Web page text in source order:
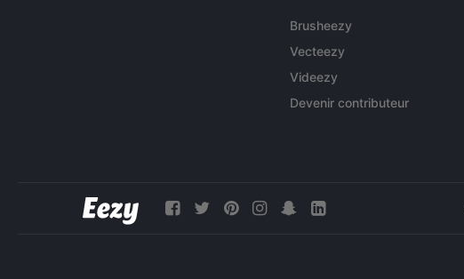
Brusheezy
Vecteezy
Videezy
Devenir contributeur